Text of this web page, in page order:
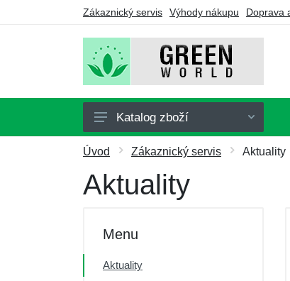
Zákaznický servis Výhody nákupu Doprava
Doplňky stravy
Nápoje
Katalog zboží
Úvod Zákaznický servis Aktuality
Aktuality
Menu
Aktuality